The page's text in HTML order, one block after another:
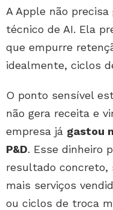
A Apple não
técnico de AI. Ela
que empurre
idealmente, ciclos
O ponto sensível
não gera receita e
empresa já gastou
P&D. Esse dinheiro
resultado concreto,
mais serviços
ou ciclos de troca